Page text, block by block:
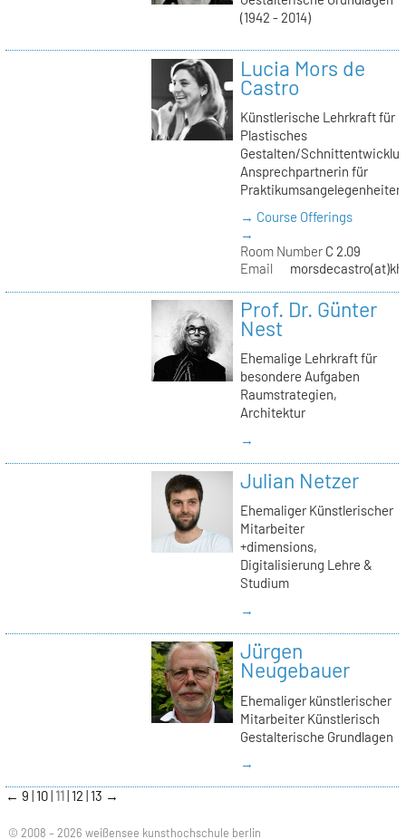
(1942 - 2014)
Lucia Mors de
Castro
Künstlerische Lehrkraft für
Plastisches
Gestalten/
Ansprechpartnerin für
Praktikumsangelegenheiten
→ Course Offerings
→
Room NumberC 2.09
Email
Prof. Dr. Günter
Nest
Ehemalige Lehrkraft für
besondere Aufgaben
Raumstrategien,
Architektur
→
Julian Netzer
Ehemaliger Künstlerischer
Mitarbeiter
+dimensions,
Digitalisierung Lehre &
Studium
→
Jürgen
Neugebauer
Ehemaliger künstlerischer
Mitarbeiter Künstlerisch
Gestalterische Grundlagen
→
← 9 10 11 12 13 →
© 2008 – 2026 weißensee kunsthochschule berlin